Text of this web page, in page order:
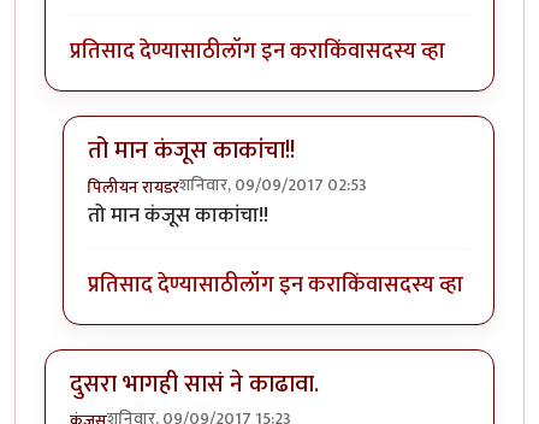
प्रतिसाद देण्यासाठीलॉग इन कराकिंवासदस्य व्हा
तो मान कंजूस काकांचा!!
पिलीयन रायडरशनिवार, 09/09/2017 02:53
In reply toआता दुसरा भाग काढा कुणीतरी.
तो मान कंजूस काकांचा!!
प्रतिसाद देण्यासाठीलॉग इन कराकिंवासदस्य व्हा
दुसरा भागही सासं ने काढावा.
शनिवार, 09/09/2017 15:23